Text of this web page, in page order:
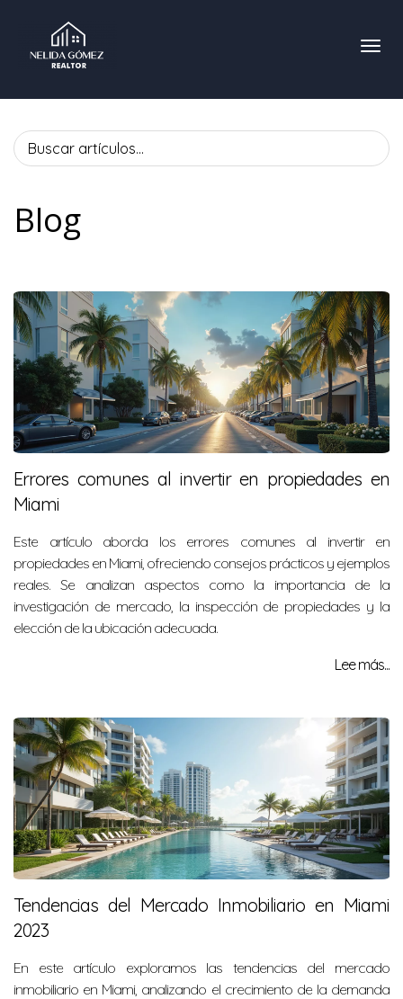
Blog
Errores comunes al invertir en propiedades en
Miami
Este artículo aborda los errores comunes al invertir en
propiedades en Miami, ofreciendo consejos prácticos y ejemplos
reales. Se analizan aspectos como la importancia de la
investigación de mercado, la inspección de propiedades y la
elección de la ubicación adecuada.
Lee más...
Tendencias del Mercado Inmobiliario en Miami
2023
En este artículo exploramos las tendencias del mercado
inmobiliario en Miami, analizando el crecimiento de la demanda